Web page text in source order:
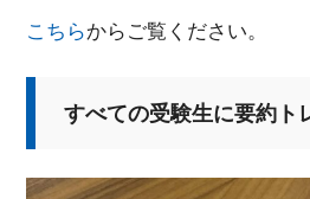
こちらからご覧ください。
すべての受験生に要約ト